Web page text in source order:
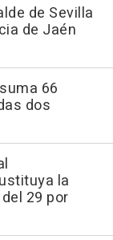
de Sevilla
de Jaén
66
dos
la
29 por